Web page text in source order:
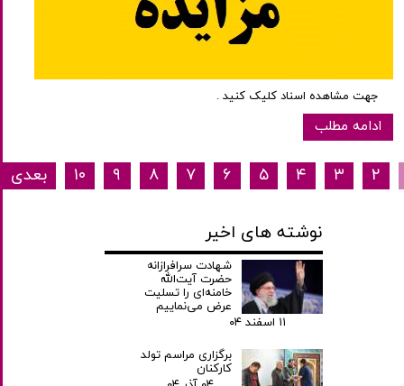
جهت مشاهده اسناد کلیک کنید .
ادامه مطلب
۲ ۳ ۴ ۵ ۶ ۷ ۸ ۹ ۱۰ بعدی
نوشته های اخیر
شهادت سرافرازانه
حضرت آیت‌الله
خامنه‌ای را تسلیت
عرض می‌نماییم
۱۱ اسفند ۰۴
برگزاری مراسم تولد
کارکنان